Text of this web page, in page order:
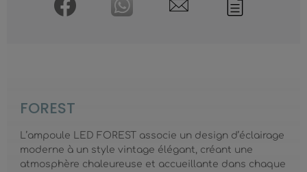
FOREST
L’ampoule LED FOREST associe un design d’éclairage
moderne à un style vintage élégant, créant une
atmosphère chaleureuse et accueillante dans chaque